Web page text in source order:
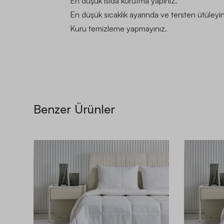
En düşük sıcaklık ayarında ve tersten
Kuru temizleme yapmayınız.
Benzer Ürünler